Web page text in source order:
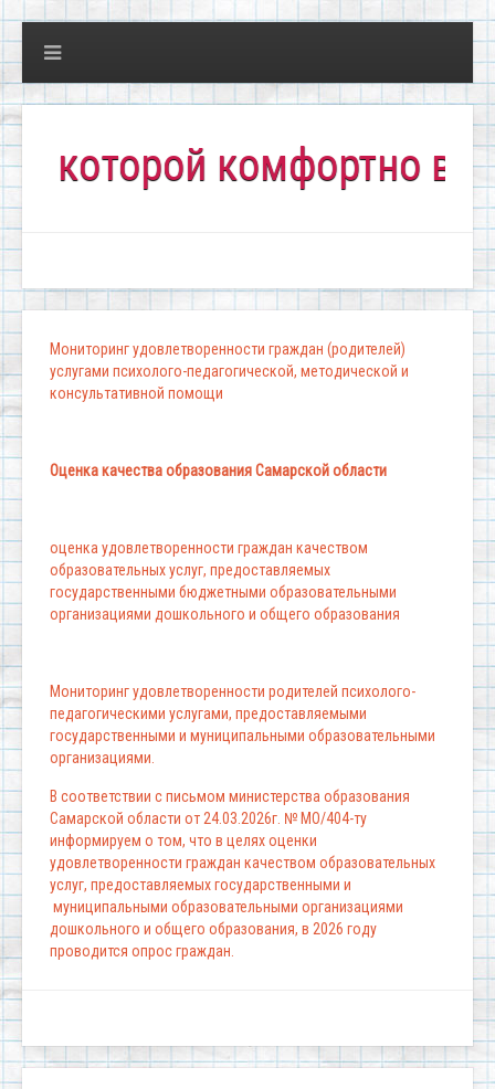
комфортно всем!"
Мониторинг удовлетворенности граждан (родителей)
услугами психолого-педагогической, методической и
консультативной помощи
Оценка качества образования Самарской области
оценка удовлетворенности граждан качеством
образовательных услуг, предоставляемых
государственными бюджетными образовательными
организациями дошкольного и общего образования
Мониторинг удовлетворенности родителей психолого-
педагогическими услугами, предоставляемыми
государственными и муниципальными образовательными
организациями.
В соответствии с письмом министерства образования
Самарской области от 24.03.2026г. № МО/404-ту
информируем о том, что в целях оценки
удовлетворенности граждан качеством образовательных
услуг, предоставляемых государственными и
муниципальными образовательными организациями
дошкольного и общего образования, в 2026 году
проводится опрос граждан.